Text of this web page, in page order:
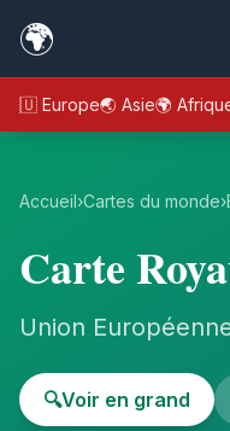
🌍
🇪🇺 Europe🌏 Asie🌍
Accueil›Cartes du monde›
Carte
Union
🔍Voir en grand